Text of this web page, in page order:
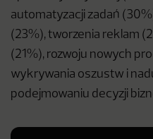
automatyzacji zadań
(23%), tworzenia reklam
(21%), rozwoju nowych
wykrywania oszustw i
podejmowaniu decyzji